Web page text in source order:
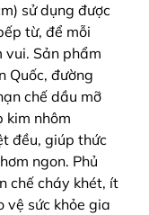
sử dụng được
từ, để mỗi
Sản phẩm
Quốc, đường
chế dầu mỡ
kim nhôm
đều, giúp thức
ngon. Phủ
chế cháy khét, ít
vệ sức khỏe gia